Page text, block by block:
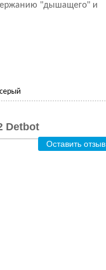
"дышащего" и
Detbot
Оставить отзыв